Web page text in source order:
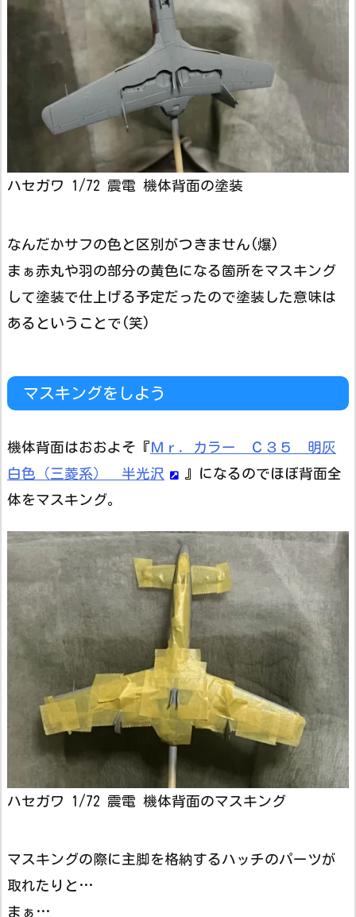
ハセガワ 1/72 震電 機体背面の塗装
なんだかサフの色と区別がつきません(爆)
まぁ赤丸や羽の部分の黄色になる箇所をマスキング
して塗装で仕上げる予定だったので塗装した意味は
あるということで(笑)
マスキングをしよう
機体背面はおおよそ『Ｍｒ．カラー Ｃ３５ 明灰
白色（三菱系） 半光沢
』になるのでほぼ背面全
体をマスキング。
ハセガワ 1/72 震電 機体背面のマスキング
マスキングの際に主脚を格納するハッチのパーツが
取れたりと…
まぁ…